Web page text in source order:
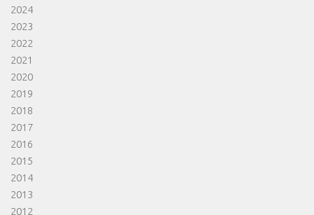
2024
2023
2022
2021
2020
2019
2018
2017
2016
2015
2014
2013
2012